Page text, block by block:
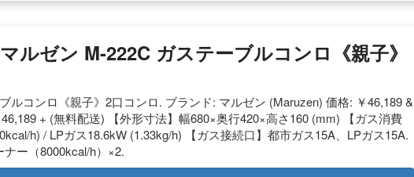
ゼン M-222C ガステーブルコンロ《親子》
ルコンロ《親子》2口コンロ. ブランド: マルゼン (Maruzen) 価格: ￥46,189 &
+ (無料配送) 【外形寸法】幅680×奥行420×高さ160 (mm) 【ガス消費
h) / LPガス18.6kW (1.33kg/h) 【ガス接続口】都市ガス15A、LPガス15A.
ナー（8000kcal/h）×2.